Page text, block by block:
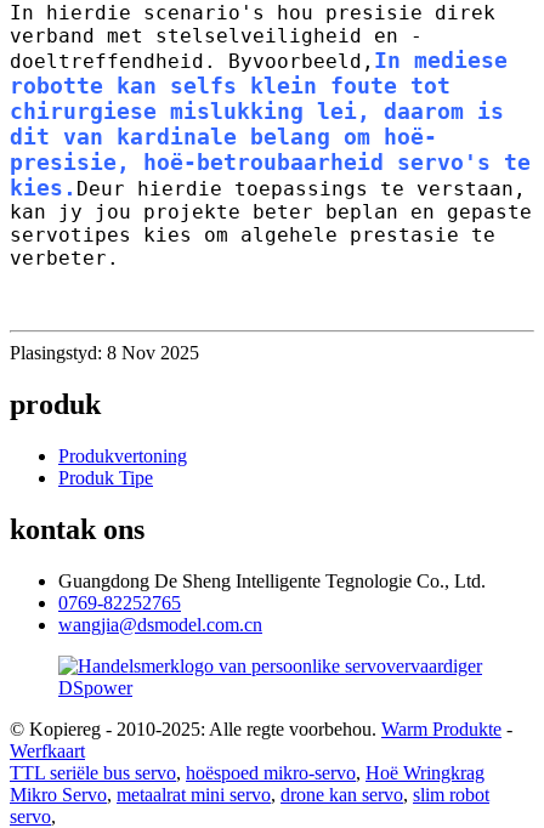
In hierdie scenario's hou presisie direk
verband met stelselveiligheid en -
doeltreffendheid. Byvoorbeeld, In mediese
robotte kan selfs klein foute tot
chirurgiese mislukking lei, daarom is
dit van kardinale belang om hoë-
presisie, hoë-betroubaarheid servo's te
kies. Deur hierdie toepassings te verstaan,
kan jy jou projekte beter beplan en gepaste
servotipes kies om algehele prestasie te
verbeter.
Plasingstyd: 8 Nov 2025
produk
Produkvertoning
Produk Tipe
kontak ons
Guangdong De Sheng Intelligente Tegnologie Co., Ltd.
0769-82252765
wangjia@dsmodel.com.cn
© Kopiereg - 2010-2025: Alle regte voorbehou. Warm Produkte -
Werfkaart
TTL seriële bus servo, hoëspoed mikro-servo, Hoë Wringkrag
Mikro Servo, metaalrat mini servo, drone kan servo, slim robot
servo,